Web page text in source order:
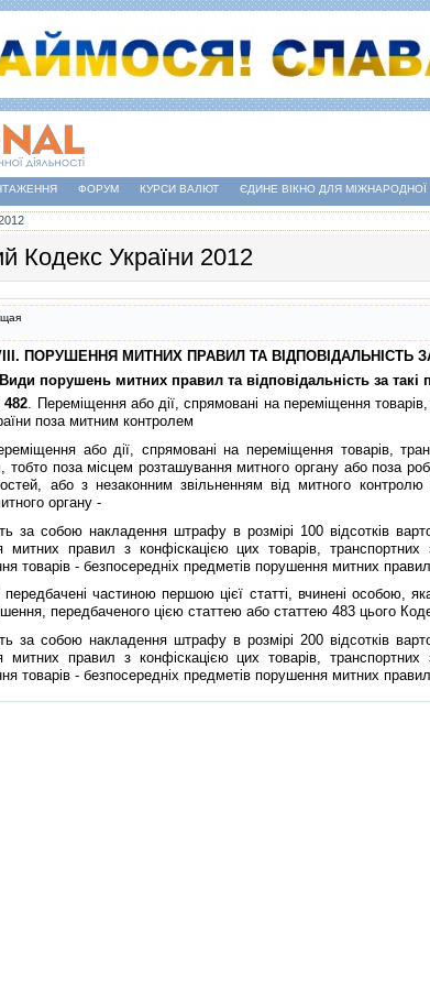
ФОРУМ КУРСИ ВАЛЮТ ЄДИНЕ ВІКНО ДЛЯ МІЖНАРОДНОЇ
Кодекс України 2012
ПОРУШЕННЯ МИТНИХ ПРАВИЛ ТА ВIДПОВIДАЛЬНIСТЬ
порушень митних правил та вiдповiдальнiсть за такi
482. Перемiщення або дiї, спрямованi на перемiщення товарiв,
поза митним контролем
або дiї, спрямованi на перемiщення товарiв,
тобто поза мiсцем розташування митного органу або поза
або з незаконним звiльненням вiд митного
органу -
собою накладення штрафу в розмiрi 100 вiдсоткiв
митних правил з конфiскацiєю цих товарiв,
товарiв - безпосереднiх предметiв порушення митних правил
частиною першою цiєї статтi, вчиненi особою,
передбаченого цiєю статтею або статтею 483 цього
собою накладення штрафу в розмiрi 200 вiдсоткiв
митних правил з конфiскацiєю цих товарiв,
товарiв - безпосереднiх предметiв порушення митних